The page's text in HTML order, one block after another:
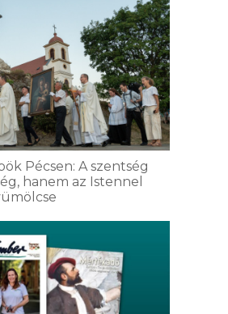
Pécsen: A szentség
hanem az Istennel